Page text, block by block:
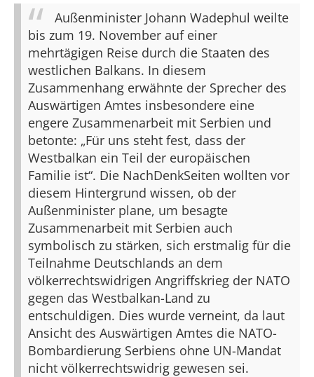
Außenminister Johann Wadephul weilte
bis zum 19. November auf einer
mehrtägigen Reise durch die Staaten des
westlichen Balkans. In diesem
Zusammenhang erwähnte der Sprecher des
Auswärtigen Amtes insbesondere eine
engere Zusammenarbeit mit Serbien und
betonte: „Für uns steht fest, dass der
Westbalkan ein Teil der europäischen
Familie ist“. Die NachDenkSeiten wollten vor
diesem Hintergrund wissen, ob der
Außenminister plane, um besagte
Zusammenarbeit mit Serbien auch
symbolisch zu stärken, sich erstmalig für die
Teilnahme Deutschlands an dem
völkerrechtswidrigen Angriffskrieg der NATO
gegen das Westbalkan-Land zu
entschuldigen. Dies wurde verneint, da laut
Ansicht des Auswärtigen Amtes die NATO-
Bombardierung Serbiens ohne UN-Mandat
nicht völkerrechtswidrig gewesen sei.